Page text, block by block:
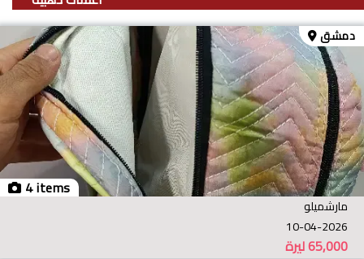
4 items
دمشق
مارشميلو
10-04-2026
ليرة65,000